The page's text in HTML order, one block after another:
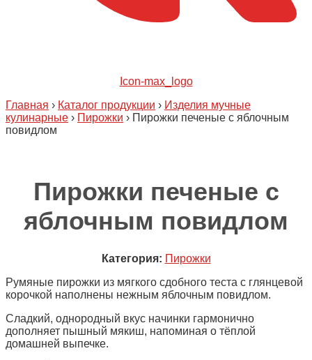
Icon-max_logo
Главная › Каталог продукции › Изделия мучные
кулинарные › Пирожки › Пирожки печеные с яблочным
повидлом
Пирожки печеные с
яблочным повидлом
Категория: Пирожки
Румяные пирожки из мягкого сдобного теста с глянцевой
корочкой наполнены нежным яблочным повидлом.
Сладкий, однородный вкус начинки гармонично
дополняет пышный мякиш, напоминая о тёплой
домашней выпечке.